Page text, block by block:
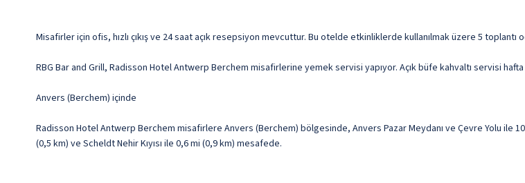
Misafirler için ofis, hızlı çıkış ve 24 saat açık resepsiyon mevcuttur. Bu otelde etkinliklerde kullanılmak üzere 5 toplantı
RBG Bar and Grill, Radisson Hotel Antwerp Berchem misafirlerine yemek servisi yapıyor. Açık büfe kahvaltı servisi
Anvers (Berchem) içinde
Radisson Hotel Antwerp Berchem misafirlere Anvers (Berchem) bölgesinde, Anvers Pazar Meydanı ve Çevre Yolu ile
(0,5 km) ve Scheldt Nehir Kıyısı ile 0,6 mi (0,9 km) mesafede.